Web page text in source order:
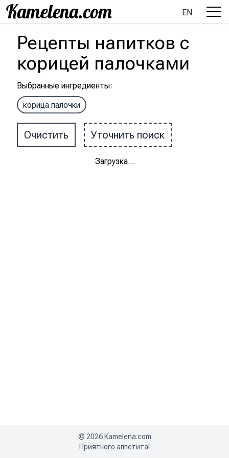
EN
Рецепты напитков с
корицей палочками
Выбранные ингредиенты:
корица палочки
Очистить Уточнить поиск
Загрузка...
© 2026 Kamelena.com
Приятного аппетита!